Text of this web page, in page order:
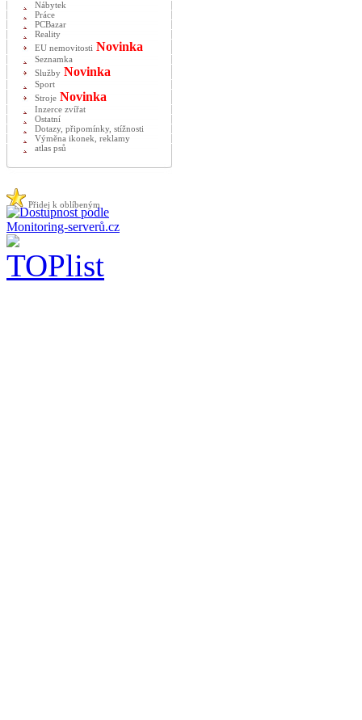
Nábytek
Práce
PCBazar
Reality
EU nemovitosti Novinka
Seznamka
Služby Novinka
Sport
Stroje Novinka
Inzerce zvířat
Ostatní
Dotazy, připomínky, stížnosti
Výměna ikonek, reklamy
atlas psů
Přidej k oblíbeným